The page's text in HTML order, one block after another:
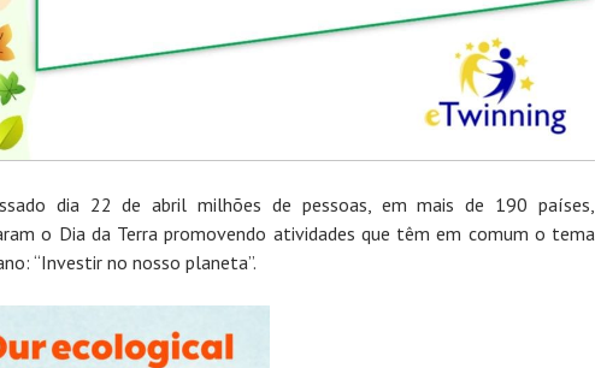
dia 22 de abril milhões de pessoas, em mais de 190 países,
o Dia da Terra promovendo atividades que têm em comum o tema
“Investir no nosso planeta”.